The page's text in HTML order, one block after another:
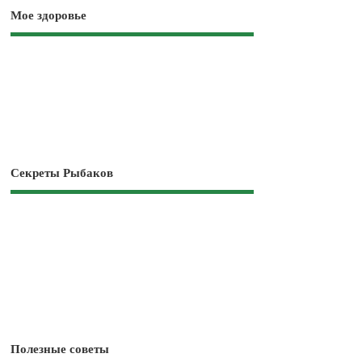
Мое здоровье
Секреты Рыбаков
Полезные советы